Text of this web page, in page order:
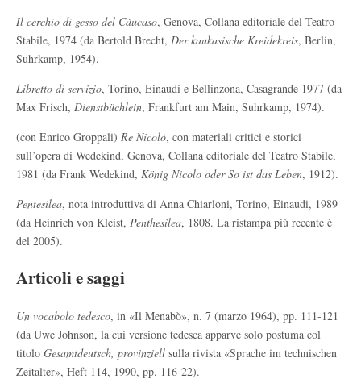
Il cerchio di gesso del Càucaso, Genova, Collana editoriale del Teatro
Stabile, 1974 (da Bertold Brecht, Der kaukasische Kreidekreis, Berlin,
Suhrkamp, 1954).
Libretto di servizio, Torino, Einaudi e Bellinzona, Casagrande 1977 (da
Max Frisch, Dienstbüchlein, Frankfurt am Main, Suhrkamp, 1974).
(con Enrico Groppali) Re Nicolò, con materiali critici e storici
sull’opera di Wedekind, Genova, Collana editoriale del Teatro Stabile,
1981 (da Frank Wedekind, König Nicolo oder So ist das Leben, 1912).
Pentesilea, nota introduttiva di Anna Chiarloni, Torino, Einaudi, 1989
(da Heinrich von Kleist, Penthesilea, 1808. La ristampa più recente è
del 2005).
Articoli e saggi
Un vocabolo tedesco, in «Il Menabò», n. 7 (marzo 1964), pp. 111-121
(da Uwe Johnson, la cui versione tedesca apparve solo postuma col
titolo Gesamtdeutsch, provinziell sulla rivista «Sprache im technischen
Zeitalter», Heft 114, 1990, pp. 116-22).